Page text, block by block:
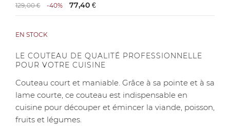
129,00 € -40% 77,40 €
EN STOCK
LE COUTEAU DE QUALITÉ PROFESSIONNELLE
POUR VOTRE CUISINE
Couteau court et maniable. Grâce à sa pointe et à sa
lame courte, ce couteau est indispensable en
cuisine pour découper et émincer la viande, poisson,
fruits et légumes.